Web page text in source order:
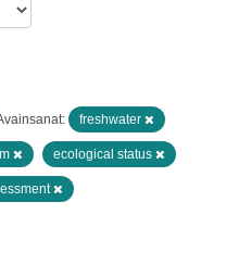
freshwater
ecological status